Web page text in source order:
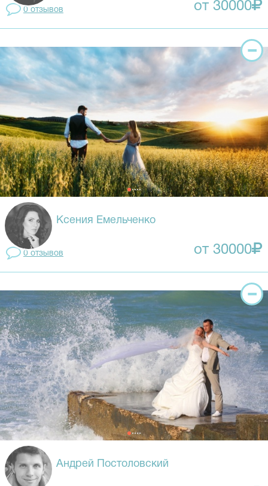
0 отзывов от 30000
Ксения Емельченко
0 отзывов от 30000
Андрей Постоловский